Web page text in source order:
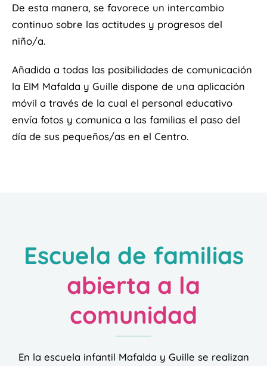
De esta manera, se favorece un intercambio
continuo sobre las actitudes y progresos del
niño/a.
Añadida a todas las posibilidades de comunicación
la EIM Mafalda y Guille dispone de una aplicación
móvil a través de la cual el personal educativo
envía fotos y comunica a las familias el paso del
día de sus pequeños/as en el Centro.
Escuela de familias
abierta a la
comunidad
En la escuela infantil Mafalda y Guille se realizan